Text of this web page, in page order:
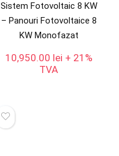
Sistem Fotovoltaic 8 KW
– Panouri Fotovoltaice 8
KW Monofazat
10,950.00 lei + 21%
TVA